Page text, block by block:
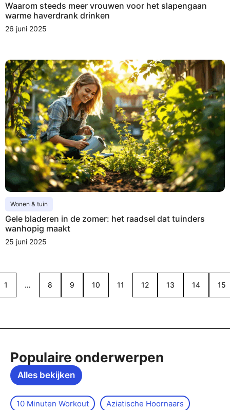
Waarom steeds meer vrouwen voor het slapengaan
warme haverdrank drinken
26 juni 2025
Wonen & tuin
Gele bladeren in de zomer: het raadsel dat tuinders
wanhopig maakt
25 juni 2025
1 … 8 9 10 11 12 13 14 15
Populaire onderwerpen
Alles bekijken
10 Minuten Workout Aziatische Hoornaars